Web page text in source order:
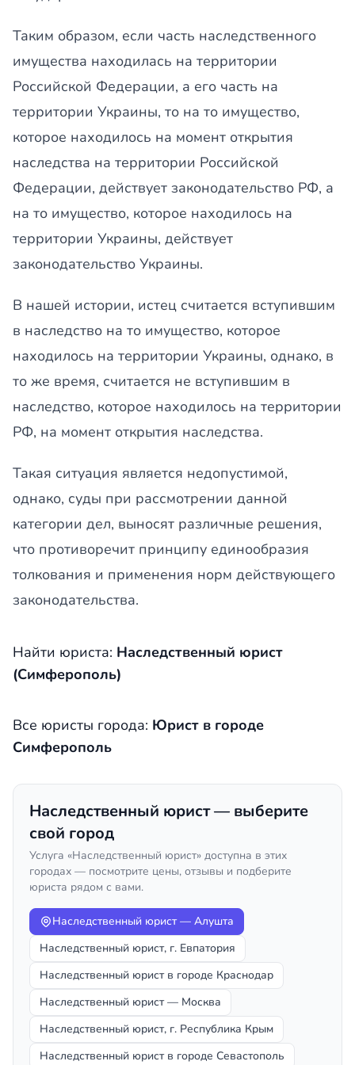
Таким образом, если часть наследственного
имущества находилась на территории
Российской Федерации, а его часть на
территории Украины, то на то имущество,
которое находилось на момент открытия
наследства на территории Российской
Федерации, действует законодательство РФ, а
на то имущество, которое находилось на
территории Украины, действует
законодательство Украины.
В нашей истории, истец считается вступившим
в наследство на то имущество, которое
находилось на территории Украины, однако, в
то же время, считается не вступившим в
наследство, которое находилось на территории
РФ, на момент открытия наследства.
Такая ситуация является недопустимой,
однако, суды при рассмотрении данной
категории дел, выносят различные решения,
что противоречит принципу единообразия
толкования и применения норм действующего
законодательства.
Найти юриста: Наследственный юрист
(Симферополь)
Все юристы города: Юрист в городе
Симферополь
Наследственный юрист — выберите
свой город
Услуга «Наследственный юрист» доступна в этих
городах — посмотрите цены, отзывы и подберите
юриста рядом с вами.
Наследственный юрист — Алушта
Наследственный юрист, г. Евпатория
Наследственный юрист в городе Краснодар
Наследственный юрист — Москва
Наследственный юрист, г. Республика Крым
Наследственный юрист в городе Севастополь